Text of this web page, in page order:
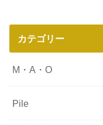
カテゴリー
M・A・O
Pile